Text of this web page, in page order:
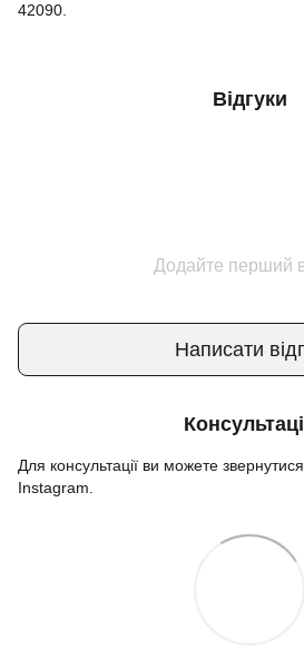
42090.
Відгуки
Додайте перший
Написати
Для консультації ви можете
Instagram.